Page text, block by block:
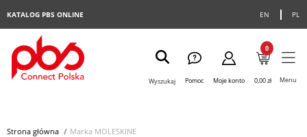
EN PL
KATALOG PBS ONLINE
Wyszukaj Pomoc Moje konto
0
0,00 zł Menu
Strona główna> Marka MOLESKINE